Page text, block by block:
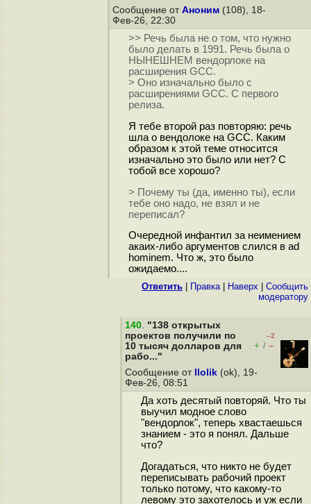
Сообщение от Аноним (108), 18-
Фев-26, 22:30
>> Речь была не о том, что нужно
было делать в 1991. Речь была о
НЫНЕШНЕМ вендорлоке на
расширения GCC.
> Оно изначально было с
расширениями GCC. С первого
релиза.
Я тебе второй раз повторяю: речь
шла о вендолоке на GCC. Каким
образом к этой теме относится
изначально это было или нет? С
тобой все хорошо?
> Почему ты (да, именно ты), если
тебе оно надо, не взял и не
переписал?
Очередной инфантил за неимением
акаих-либо аргументов слился в ad
hominem. Что ж, это было
ожидаемо....
Ответить Правка| Наверх
Cообщить
модератору
140. "138 открытых
проектов получили по
10 тысяч долларов для
рабо..."
–2
+ / –
Сообщение от llolik (ok), 19-
Фев-26, 08:51
Да хоть десятый повторяй. Что ты
выучил модное слово
"вендорлок", теперь хвастаешься
знанием - это я понял. Дальше
что?
Догадаться, что никто не будет
переписывать рабочий проект
только потому, что какому-то
левому это захотелось и уж если